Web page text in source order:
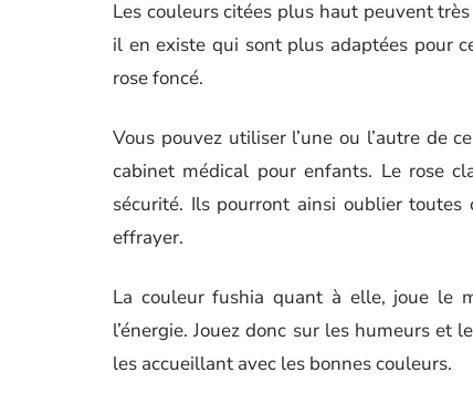
Les couleurs citées plus haut peuvent très
il en existe qui sont plus adaptées pour
rose foncé.
Vous pouvez utiliser l’une ou l’autre de
cabinet médical pour enfants. Le rose
sécurité. Ils pourront ainsi oublier
effrayer.
La couleur fushia quant à elle, joue le
l’énergie. Jouez donc sur les humeurs et
les accueillant avec les bonnes couleurs.